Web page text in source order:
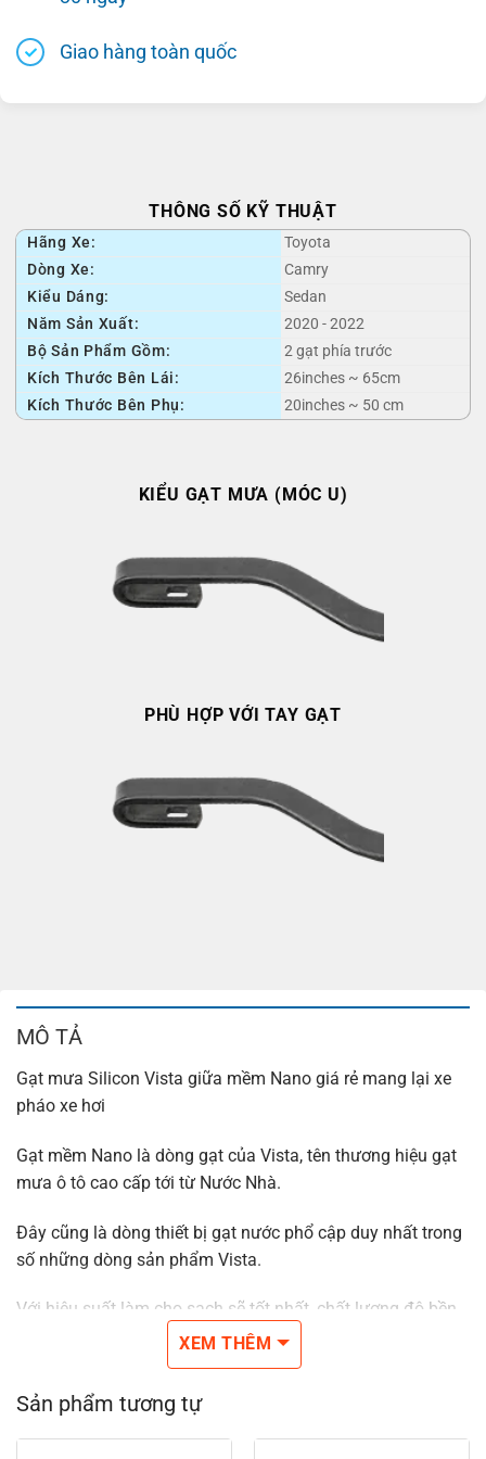
Giao hàng toàn quốc
THÔNG SỐ KỸ THUẬT
Hãng Xe:
Toyota
Dòng Xe:
Camry
Kiểu Dáng:
Sedan
Năm Sản Xuất:
2020 - 2022
Bộ Sản Phẩm Gồm:
2 gạt phía trước
Kích Thước Bên Lái:
26inches ~ 65cm
Kích Thước Bên Phụ:
20inches ~ 50 cm
KIỂU GẠT MƯA (MÓC U)
PHÙ HỢP VỚI TAY GẠT
MÔ TẢ
Gạt mưa Silicon Vista giữa mềm Nano giá rẻ mang lại xe
pháo xe hơi
Gạt mềm Nano là dòng gạt của Vista, tên thương hiệu gạt
mưa ô tô cao cấp tới từ Nước Nhà.
Đây cũng là dòng thiết bị gạt nước phổ cập duy nhất trong
số những dòng sản phẩm Vista.
Với hiệu suất làm cho sạch sẽ tốt nhất, chất lượng độ bền
đảm bảo chuẩn mức chất lượng tốt Âu Lục.
XEM THÊM
Sản phẩm tương tự